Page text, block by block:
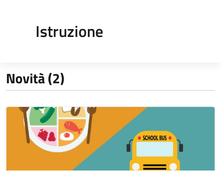
Istruzione
Novità (2)